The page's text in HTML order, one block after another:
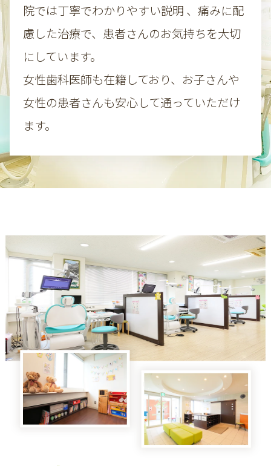
院では丁寧でわかりやすい説明 、痛みに配
慮した治療で、患者さんのお気持ちを大切
にしています。
女性歯科医師も在籍しており、お子さんや
女性の患者さんも安心して通っていただけ
ます。